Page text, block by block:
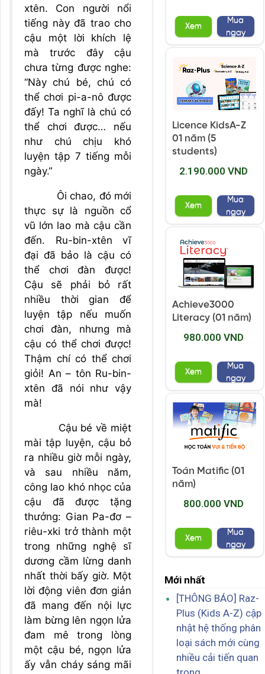
xtên. Con người nổi
tiếng này đã trao cho
cậu một lời khích lệ
mà trước đây cậu
chưa từng được nghe:
“Này chú bé, chú có
thể chơi pi-a-nô được
đấy! Ta nghĩ là chú có
thể chơi được… nếu
như chú chịu khó
luyện tập 7 tiếng mỗi
ngày.”
Ôi chao, đó mới
thực sự là nguồn cổ
vũ lớn lao mà cậu cần
đến. Ru-bin-xtên vĩ
đại đã bảo là cậu có
thể chơi đàn được!
Cậu sẽ phải bỏ rất
nhiều thời gian để
luyện tập nếu muốn
chơi đàn, nhưng mà
cậu có thể chơi được!
Thậm chí có thể chơi
giỏi! An – tôn Ru-bin-
xtên đã nói như vậy
mà!
Cậu bé về miệt
mài tập luyện, cậu bỏ
ra nhiều giờ mỗi ngày,
và sau nhiều năm,
công lao khó nhọc của
cậu đã được tặng
thưởng: Gian Pa-đơ –
riêu-xki trở thành một
trong những nghệ sĩ
dương cầm lừng danh
nhất thời bấy giờ. Một
lời động viên đơn giản
đã mang đến nội lực
làm bừng lên ngọn lửa
đam mê trong lòng
một cậu bé, ngọn lửa
ấy vẫn cháy sáng mãi
Xem
Mua
ngay
Licence KidsA-Z
01 năm (5
students)
2.190.000 VND
Xem
Mua
ngay
Achieve3000
Literacy (01 năm)
980.000 VND
Xem
Mua
ngay
Toán Matific (01
năm)
800.000 VND
Xem
Mua
ngay
Mới nhất
[THÔNG BÁO] Raz-
Plus (Kids A-Z) cập
nhật hệ thống phân
loại sách mới cùng
nhiều cải tiến quan